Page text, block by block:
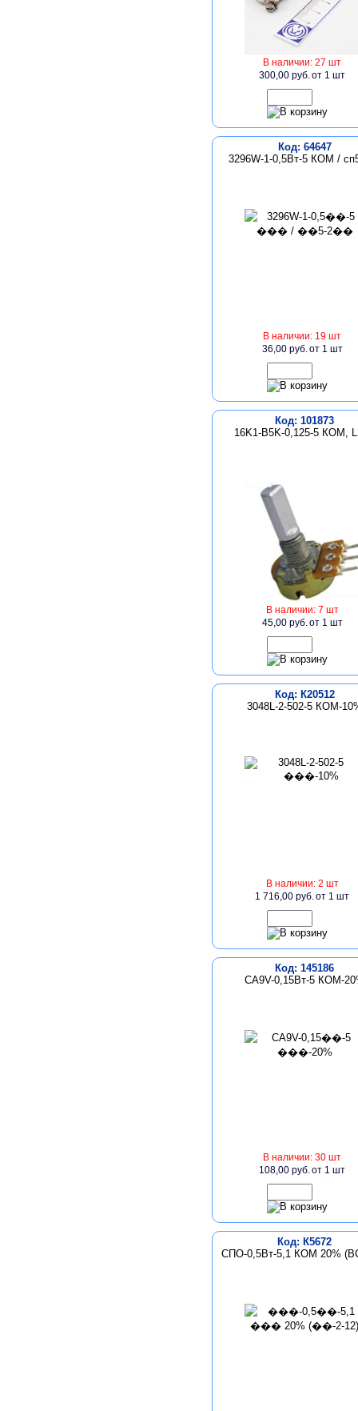
В наличии: 27 шт
300,00 руб.от 1 шт
Код: 64647
3296W-1-0,5Вт-5 КОМ /
В наличии: 19 шт
36,00 руб.от 1 шт
Код: 101873
16K1-B5K-0,125-5 КОМ,
В наличии: 7 шт
45,00 руб.от 1 шт
Код: К20512
3048L-2-502-5 КОМ-
В наличии: 2 шт
1 716,00 руб.от 1 шт
Код: 145186
CA9V-0,15Вт-5 КОМ-
В наличии: 30 шт
108,00 руб.от 1 шт
Код: К5672
СПО-0,5Вт-5,1 КОМ 20%